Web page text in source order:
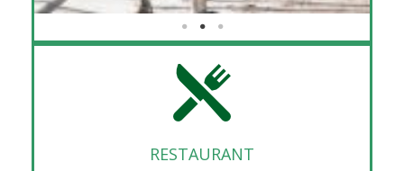
RESTAURANT